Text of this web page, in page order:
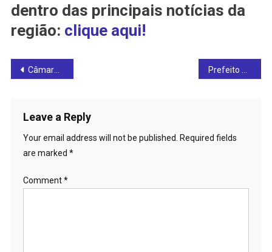
dentro das principais notícias da
região: clique aqui!
Post
Câmara Municipal de Rianápolis realiza 4ª sessão ordinária de agosto: confira
Leave a Reply
Your email address will not be published.
Required fields
are marked *
Comment*